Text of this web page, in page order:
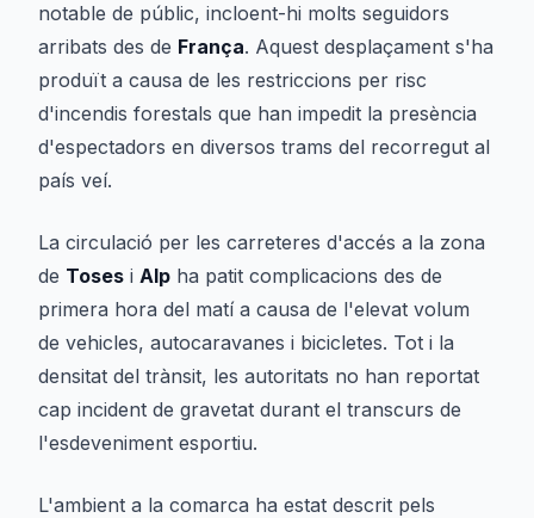
notable de públic, incloent-hi molts seguidors
arribats des de França. Aquest desplaçament s'ha
produït a causa de les restriccions per risc
d'incendis forestals que han impedit la presència
d'espectadors en diversos trams del recorregut al
país veí.
La circulació per les carreteres d'accés a la zona
de Toses i Alp ha patit complicacions des de
primera hora del matí a causa de l'elevat volum
de vehicles, autocaravanes i bicicletes. Tot i la
densitat del trànsit, les autoritats no han reportat
cap incident de gravetat durant el transcurs de
l'esdeveniment esportiu.
L'ambient a la comarca ha estat descrit pels